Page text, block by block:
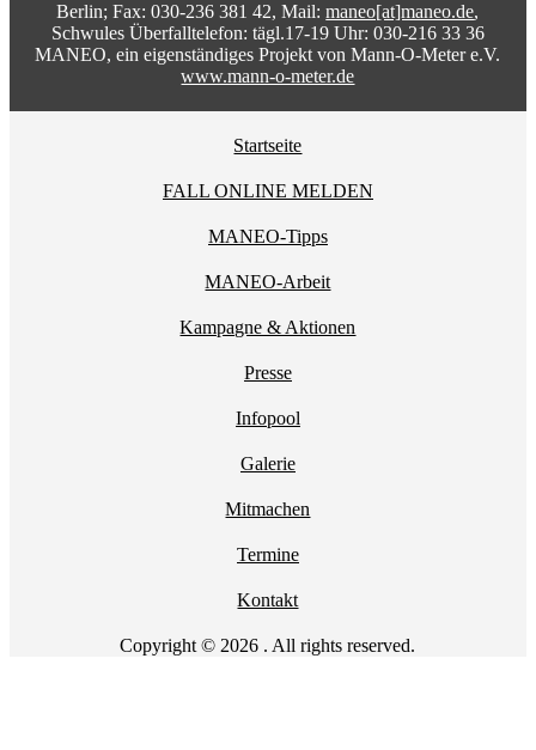
Berlin; Fax: 030-236 381 42, Mail:maneo[at]maneo.de,
Schwules Überfalltelefon: tägl.17-19 Uhr: 030-216 33 36
MANEO, ein eigenständiges Projekt von Mann-O-Meter e.V.
www.mann-o-meter.de
Startseite
FALL ONLINE MELDEN
MANEO-Tipps
MANEO-Arbeit
Kampagne & Aktionen
Presse
Infopool
Galerie
Mitmachen
Termine
Kontakt
Copyright © 2026 . All rights reserved.